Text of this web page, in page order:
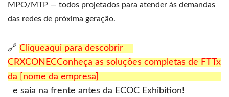
MPO/MTP — todos projetados para atender às demandas
das redes de próxima geração.
🔗 Cliqueaqui para descobrir
CRXCONECConheça as soluções completas de FTTx
da [nome da empresa]
e saia na frente antes da ECOC Exhibition!